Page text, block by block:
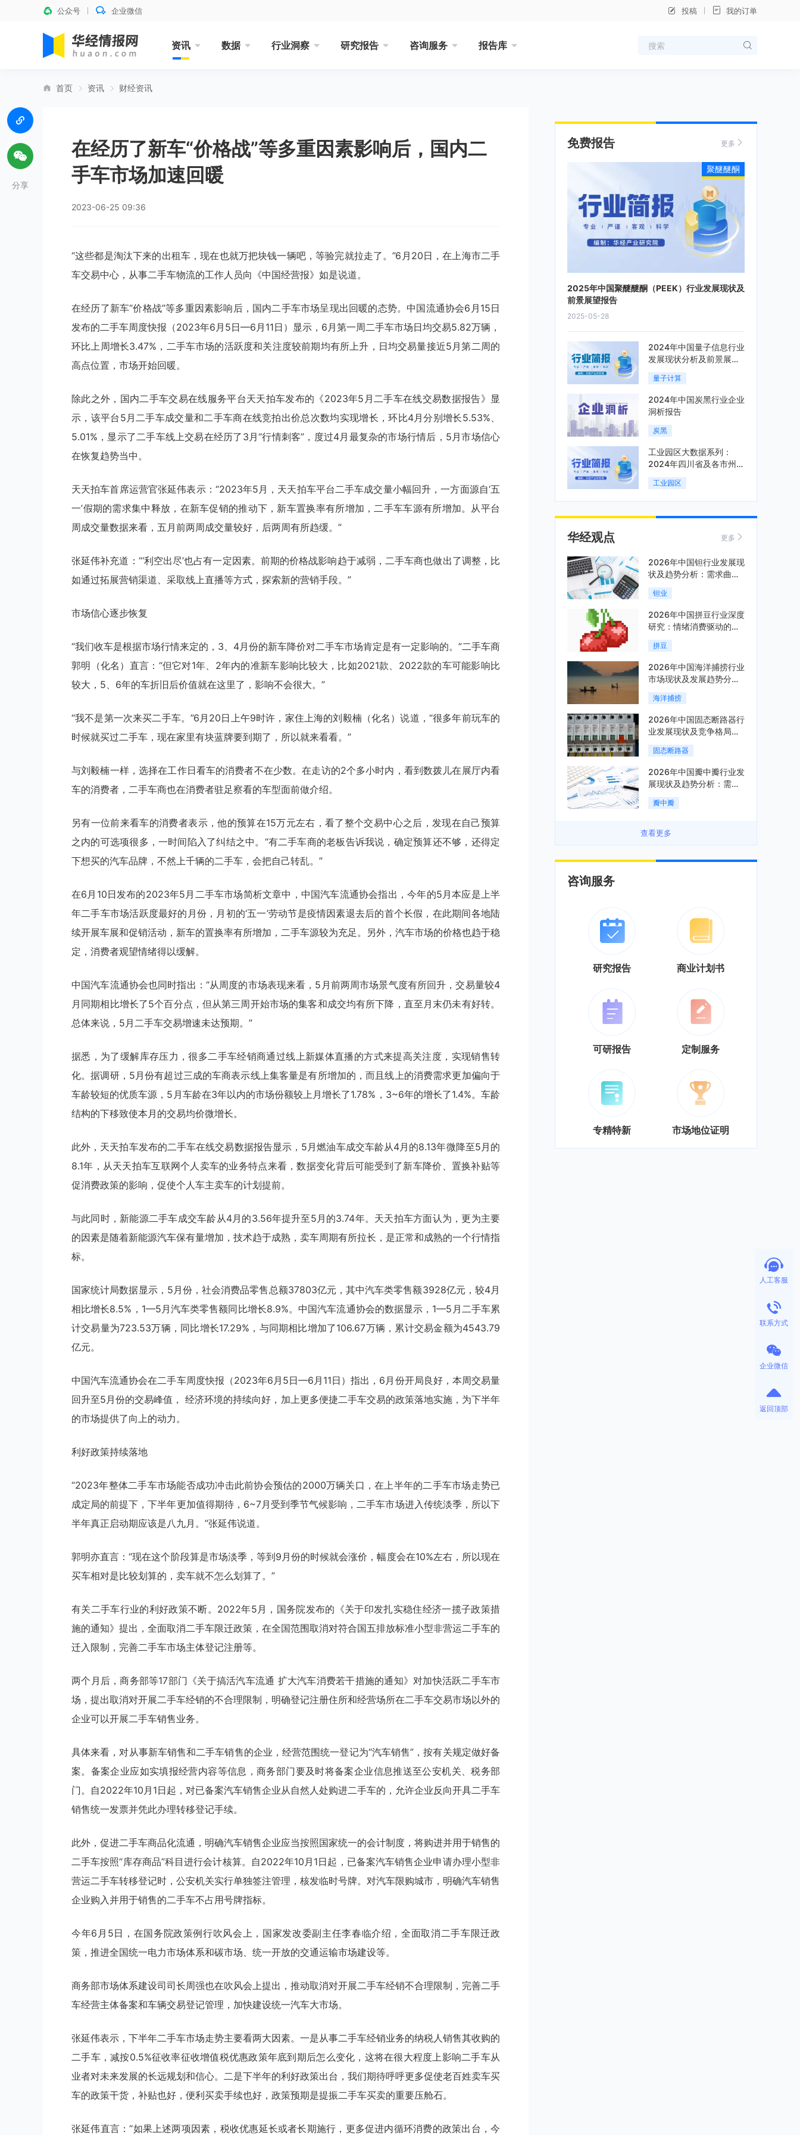
公众号 企业微信 投稿 我的订单
资讯 数据 行业洞察 研究报告 咨询服务 报告库
首页 资讯 财经资讯
在经历了新车“价格战”等多重因素影响后，国内二
手车市场加速回暖
2023-06-25 09:36
“这些都是淘汰下来的出租车，现在也就万把块钱一辆吧，等验完就拉走了。”6月20日，在上海市二手
车交易中心，从事二手车物流的工作人员向《中国经营报》如是说道。
在经历了新车“价格战”等多重因素影响后，国内二手车市场呈现出回暖的态势。中国流通协会6月15日
发布的二手车周度快报（2023年6月5日—6月11日）显示，6月第一周二手车市场日均交易5.82万辆，
环比上周增长3.47%，二手车市场的活跃度和关注度较前期均有所上升，日均交易量接近5月第二周的
高点位置，市场开始回暖。
除此之外，国内二手车交易在线服务平台天天拍车发布的《2023年5月二手车在线交易数据报告》显
示，该平台5月二手车成交量和二手车商在线竞拍出价总次数均实现增长，环比4月分别增长5.53%、
5.01%，显示了二手车线上交易在经历了3月“行情刺客”，度过4月最复杂的市场行情后，5月市场信心
在恢复趋势当中。
天天拍车首席运营官张延伟表示：“2023年5月，天天拍车平台二手车成交量小幅回升，一方面源自‘五
一’假期的需求集中释放，在新车促销的推动下，新车置换率有所增加，二手车车源有所增加。从平台
周成交量数据来看，五月前两周成交量较好，后两周有所趋缓。”
张延伟补充道：“‘利空出尽’也占有一定因素。前期的价格战影响趋于减弱，二手车商也做出了调整，比
如通过拓展营销渠道、采取线上直播等方式，探索新的营销手段。”
市场信心逐步恢复
“我们收车是根据市场行情来定的，3、4月份的新车降价对二手车市场肯定是有一定影响的。”二手车商
郭明（化名）直言：“但它对1年、2年内的准新车影响比较大，比如2021款、2022款的车可能影响比
较大，5、6年的车折旧后价值就在这里了，影响不会很大。”
“我不是第一次来买二手车。”6月20日上午9时许，家住上海的刘毅楠（化名）说道，“很多年前玩车的
时候就买过二手车，现在家里有块蓝牌要到期了，所以就来看看。”
与刘毅楠一样，选择在工作日看车的消费者不在少数。在走访的2个多小时内，看到数拨儿在展厅内看
车的消费者，二手车商也在消费者驻足察看的车型面前做介绍。
另有一位前来看车的消费者表示，他的预算在15万元左右，看了整个交易中心之后，发现在自己预算
之内的可选项很多，一时间陷入了纠结之中。“有二手车商的老板告诉我说，确定预算还不够，还得定
下想买的汽车品牌，不然上千辆的二手车，会把自己转乱。”
在6月10日发布的2023年5月二手车市场简析文章中，中国汽车流通协会指出，今年的5月本应是上半
年二手车市场活跃度最好的月份，月初的‘五一’劳动节是疫情因素退去后的首个长假，在此期间各地陆
续开展车展和促销活动，新车的置换率有所增加，二手车源较为充足。另外，汽车市场的价格也趋于稳
定，消费者观望情绪得以缓解。
中国汽车流通协会也同时指出：“从周度的市场表现来看，5月前两周市场景气度有所回升，交易量较4
月同期相比增长了5个百分点，但从第三周开始市场的集客和成交均有所下降，直至月末仍未有好转。
总体来说，5月二手车交易增速未达预期。”
据悉，为了缓解库存压力，很多二手车经销商通过线上新媒体直播的方式来提高关注度，实现销售转
化。据调研，5月份有超过三成的车商表示线上集客量是有所增加的，而且线上的消费需求更加偏向于
车龄较短的优质车源，5月车龄在3年以内的市场份额较上月增长了1.78%，3~6年的增长了1.4%。车龄
结构的下移致使本月的交易均价微增长。
此外，天天拍车发布的二手车在线交易数据报告显示，5月燃油车成交车龄从4月的8.13年微降至5月的
8.1年，从天天拍车互联网个人卖车的业务特点来看，数据变化背后可能受到了新车降价、置换补贴等
促消费政策的影响，促使个人车主卖车的计划提前。
与此同时，新能源二手车成交车龄从4月的3.56年提升至5月的3.74年。天天拍车方面认为，更为主要
的因素是随着新能源汽车保有量增加，技术趋于成熟，卖车周期有所拉长，是正常和成熟的一个行情指
标。
国家统计局数据显示，5月份，社会消费品零售总额37803亿元，其中汽车类零售额3928亿元，较4月
相比增长8.5%，1—5月汽车类零售额同比增长8.9%。中国汽车流通协会的数据显示，1—5月二手车累
计交易量为723.53万辆，同比增长17.29%，与同期相比增加了106.67万辆，累计交易金额为4543.79
亿元。
中国汽车流通协会在二手车周度快报（2023年6月5日—6月11日）指出，6月份开局良好，本周交易量
回升至5月份的交易峰值， 经济环境的持续向好，加上更多便捷二手车交易的政策落地实施，为下半年
的市场提供了向上的动力。
利好政策持续落地
“2023年整体二手车市场能否成功冲击此前协会预估的2000万辆关口，在上半年的二手车市场走势已
成定局的前提下，下半年更加值得期待，6~7月受到季节气候影响，二手车市场进入传统淡季，所以下
半年真正启动期应该是八九月。”张延伟说道。
郭明亦直言：“现在这个阶段算是市场淡季，等到9月份的时候就会涨价，幅度会在10%左右，所以现在
买车相对是比较划算的，卖车就不怎么划算了。”
有关二手车行业的利好政策不断。2022年5月，国务院发布的《关于印发扎实稳住经济一揽子政策措
施的通知》提出，全面取消二手车限迁政策，在全国范围取消对符合国五排放标准小型非营运二手车的
迁入限制，完善二手车市场主体登记注册等。
两个月后，商务部等17部门《关于搞活汽车流通 扩大汽车消费若干措施的通知》对加快活跃二手车市
场，提出取消对开展二手车经销的不合理限制，明确登记注册住所和经营场所在二手车交易市场以外的
企业可以开展二手车销售业务。
具体来看，对从事新车销售和二手车销售的企业，经营范围统一登记为“汽车销售”，按有关规定做好备
案。备案企业应如实填报经营内容等信息，商务部门要及时将备案企业信息推送至公安机关、税务部
门。自2022年10月1日起，对已备案汽车销售企业从自然人处购进二手车的，允许企业反向开具二手车
销售统一发票并凭此办理转移登记手续。
此外，促进二手车商品化流通，明确汽车销售企业应当按照国家统一的会计制度，将购进并用于销售的
二手车按照“库存商品”科目进行会计核算。自2022年10月1日起，已备案汽车销售企业申请办理小型非
营运二手车转移登记时，公安机关实行单独签注管理，核发临时号牌。对汽车限购城市，明确汽车销售
企业购入并用于销售的二手车不占用号牌指标。
今年6月5日，在国务院政策例行吹风会上，国家发改委副主任李春临介绍，全面取消二手车限迁政
策，推进全国统一电力市场体系和碳市场、统一开放的交通运输市场建设等。
商务部市场体系建设司司长周强也在吹风会上提出，推动取消对开展二手车经销不合理限制，完善二手
车经营主体备案和车辆交易登记管理，加快建设统一汽车大市场。
张延伟表示，下半年二手车市场走势主要看两大因素。一是从事二手车经销业务的纳税人销售其收购的
二手车，减按0.5%征收率征收增值税优惠政策年底到期后怎么变化，这将在很大程度上影响二手车从
业者对未来发展的长远规划和信心。二是下半年的利好政策出台，我们期待呼呼更多促使老百姓卖车买
车的政策干货，补贴也好，便利买卖手续也好，政策预期是提振二手车买卖的重要压舱石。
张延伟直言：“如果上述两项因素，税收优惠延长或者长期施行，更多促进内循环消费的政策出台，今
分享
免费报告 更多
2025年中国聚醚醚酮（PEEK）行业发展现状及
前景展望报告
2025-05-28
聚醚醚酮
2024年中国量子信息行业
发展现状分析及前景展望
报告
量子计算
2024年中国炭黑行业企业
洞析报告
炭黑
工业园区大数据系列：
2024年四川省及各市州工
业园区全景洞析报告
工业园区
华经观点 更多
2026年中国钽行业发展现
状及趋势分析：需求曲线
陡峭与供给曲线平缓的博
弈加剧「图」
钽业
2026年中国拼豆行业深度
研究：情绪消费驱动的新
兴手工赛道「图」
拼豆
2026年中国海洋捕捞行业
市场现状及发展趋势分
析：科技赋能与智能化转
型加速「图」
海洋捕捞
2026年中国固态断路器行
业发展现状及竞争格局分
析：国际巨头领跑技术，
国内企业加速追赶「图」
固态断路器
2026年中国瓣中瓣行业发
展现状及趋势分析：需求
可持续释放，市场发展前
景良好「图」
瓣中瓣
查看更多
咨询服务
研究报告 商业计划书
可研报告 定制服务
专精特新 市场地位证明
人工客服
联系方式
企业微信
返回顶部